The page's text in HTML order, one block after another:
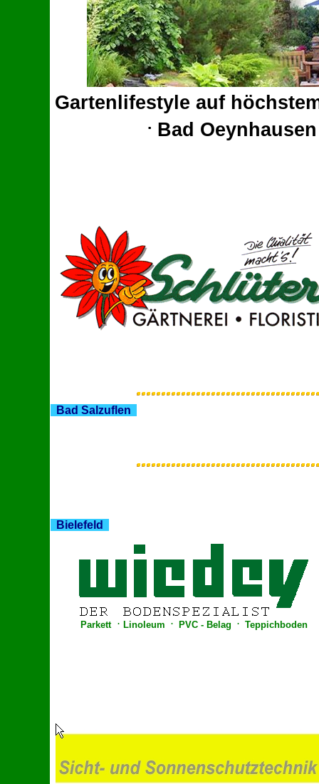
Gartenlifestyle auf
. Bad
Bad Salzuflen
Bielefeld
Parkett . Linoleum .PVC - Belag .Teppichboden